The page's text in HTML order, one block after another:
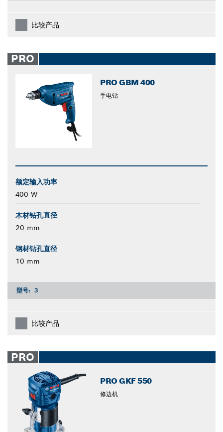
比较产品
PRO
PRO GBM 400
手电钻
额定输入功率
400 W
木材钻孔直径
20 mm
钢材钻孔直径
10 mm
型号: 3
比较产品
PRO
PRO GKF 550
修边机